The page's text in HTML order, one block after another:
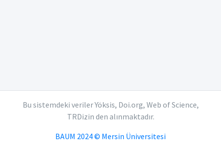
Bu sistemdeki veriler Yöksis, Doi.org, Web of Science,
TRDizin den alınmaktadır.
BAUM 2024 © Mersin Üniversitesi